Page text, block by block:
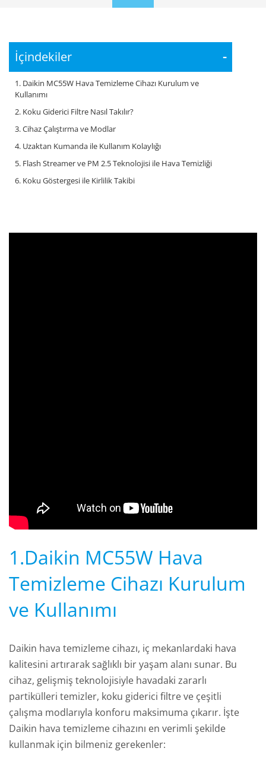
to
İçindekiler -
1. Daikin MC55W Hava Temizleme Cihazı Kurulum ve
Kullanımı
2. Koku Giderici Filtre Nasıl Takılır?
3. Cihaz Çalıştırma ve Modlar
4. Uzaktan Kumanda ile Kullanım Kolaylığı
5. Flash Streamer ve PM 2.5 Teknolojisi ile Hava Temizliği
6. Koku Göstergesi ile Kirlilik Takibi
1.Daikin MC55W Hava
Temizleme Cihazı Kurulum
ve Kullanımı
Daikin hava temizleme cihazı, iç mekanlardaki hava
kalitesini artırarak sağlıklı bir yaşam alanı sunar. Bu
cihaz, gelişmiş teknolojisiyle havadaki zararlı
partikülleri temizler, koku giderici filtre ve çeşitli
çalışma modlarıyla konforu maksimuma çıkarır. İşte
Daikin hava temizleme cihazını en verimli şekilde
kullanmak için bilmeniz gerekenler: